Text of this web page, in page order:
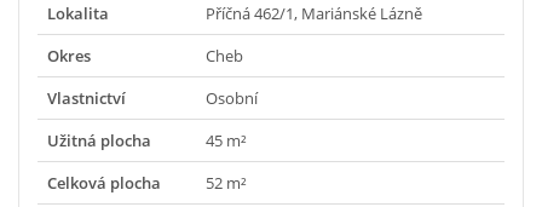
Lokalita
Příčná 462/1, Mariánské Lázně
Okres
Cheb
Vlastnictví
Osobní
Užitná plocha
45 m²
Celková plocha
52 m²